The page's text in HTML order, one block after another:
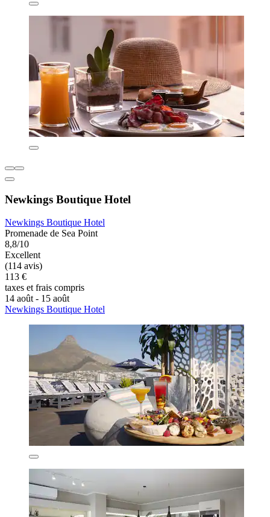
Newkings Boutique Hotel
Newkings Boutique Hotel
Promenade de Sea Point
8,8/10
Excellent
(114 avis)
113 €
taxes et frais compris
14 août - 15 août
Newkings Boutique Hotel